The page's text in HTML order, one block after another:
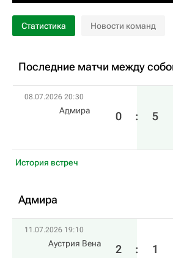
Статистика Новости команд
Последние матчи между
08.07.2026 20:30
Адмира 0 : 5
История встреч
Адмира
11.07.2026 19:10
Аустрия Вена 2 : 1